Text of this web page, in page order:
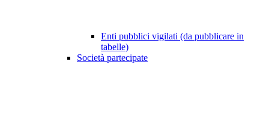
Enti pubblici vigilati (da pubblicare in
tabelle)
Società partecipate